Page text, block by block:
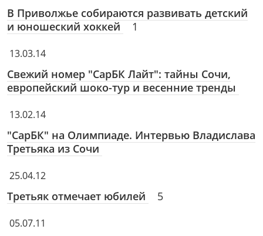
В Приволжье собираются развивать детский
и юношеский хоккей
1
13.03.14
Свежий номер "СарБК Лайт": тайны Сочи,
европейский шоко-тур и весенние тренды
13.02.14
"СарБК" на Олимпиаде. Интервью Владислава
Третьяка из Сочи
25.04.12
Третьяк отмечает юбилей 5
05.07.11